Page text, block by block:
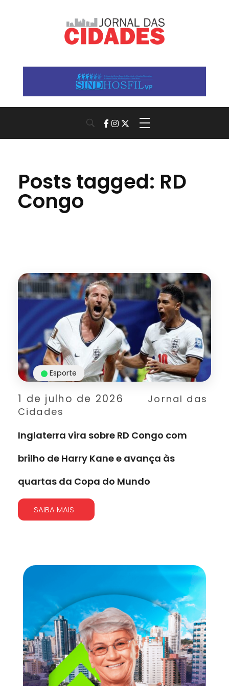
Posts tagged: RD
Congo
1 de julho de 2026
Jornal das
Cidades
Esporte
Inglaterra vira sobre RD Congo com
brilho de Harry Kane e avança às
quartas da Copa do Mundo
SAIBA MAIS